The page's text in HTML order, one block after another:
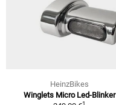
HeinzBikes
Winglets Micro Led-Blinker
1